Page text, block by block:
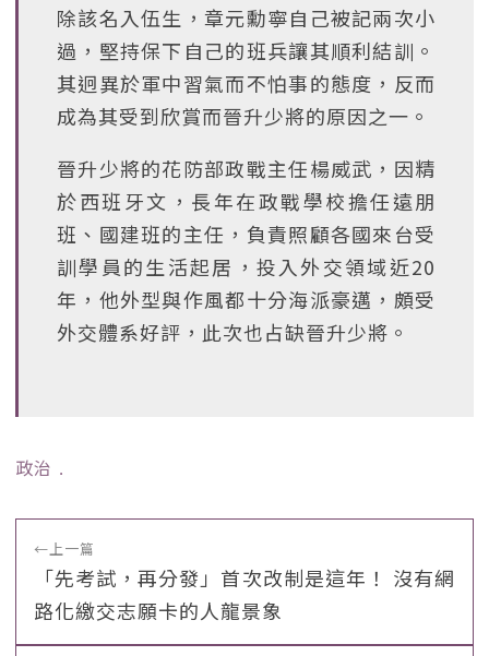
除該名入伍生，章元勳寧自己被記兩次小
過，堅持保下自己的班兵讓其順利結訓。
其迥異於軍中習氣而不怕事的態度，反而
成為其受到欣賞而晉升少將的原因之一。
晉升少將的花防部政戰主任楊威武，因精
於西班牙文，長年在政戰學校擔任遠朋
班、國建班的主任，負責照顧各國來台受
訓學員的生活起居，投入外交領域近20
年，他外型與作風都十分海派豪邁，頗受
外交體系好評，此次也占缺晉升少將。
政治 ﹒
←上一篇
「先考試，再分發」首次改制是這年！ 沒有網
路化繳交志願卡的人龍景象